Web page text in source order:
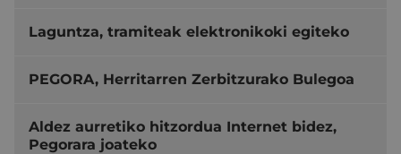
Laguntza, tramiteak elektronikoki egiteko
PEGORA, Herritarren Zerbitzurako Bulegoa
Aldez aurretiko hitzordua Internet bidez,
Pegorara joateko